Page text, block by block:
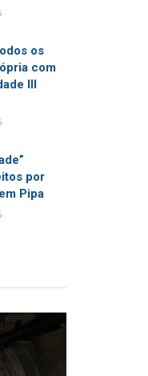
os
com
III
por
Pipa